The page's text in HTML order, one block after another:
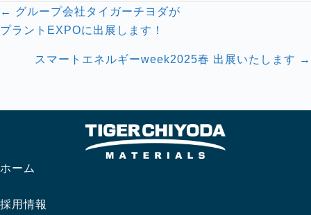
Posts
navigation
← グループ会社タイガーチヨダが
プラントEXPOに出展します！
スマートエネルギーweek2025春 出展いたします →
ホーム
採用情報